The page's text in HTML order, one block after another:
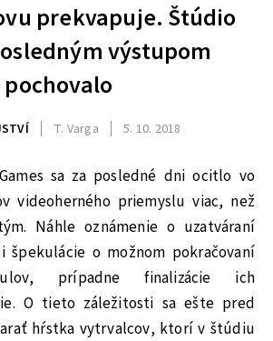
prekvapuje. Štúdio
výstupom
T. Varga 5. 10. 2018
sa za posledné dni ocitlo vo
videoherného priemyslu viac, než
Náhle oznámenie o uzatváraní
špekulácie o možnom pokračovaní
prípadne finalizácie ich
O tieto záležitosti sa ešte pred
hŕstka vytrvalcov, ktorí v štúdiu